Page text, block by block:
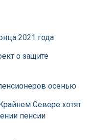
2021 года
о защите
осенью
Севере хотят
пенсии